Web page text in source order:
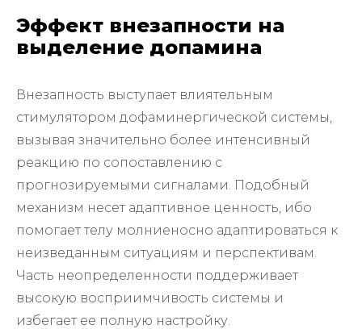
Эффект внезапности на
выделение допамина
Внезапность выступает влиятельным
стимулятором дофаминергической системы,
вызывая значительно более интенсивный
реакцию по сопоставлению с
прогнозируемыми сигналами. Подобный
механизм несет адаптивное ценность, ибо
помогает телу молниеносно адаптироваться к
неизведанным ситуациям и перспективам.
Часть неопределенности поддерживает
высокую восприимчивость системы и
избегает ее полную настройку.